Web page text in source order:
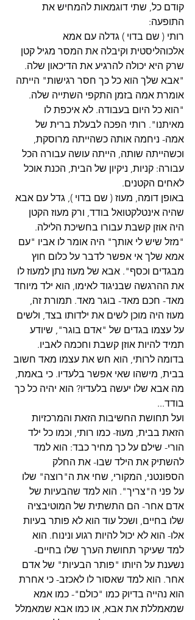
קודם כל, שתי דוגמאות להמחיש את
התופעה:
רותי ( שם בדוי ) גדלה עם אמא
אלכוהליסטית וקיבלה את המסר מגיל קטן
שרק היא יכולה להרגיע את הדיכאון שלה.
"אבא שלך הוא כל כך חסר רגישות" הייתה
אומרת אמה בזמן התקפי השתייה שלה.
"הוא כל היום בעבודה. לא איכפת לו
מאיתנו". רותי הפכה לבעלת ברית של
אמה- ניחמה אותה כשהייתה מרוסקת,
וכשהייתה שותה, הייתה עושה עבורה הכל
עבורה: קניות, ניקיון של הבית, הכנת אוכל
לאחים הקטנים.
באופן דומה, מעוז ( שם בדוי ), גדל עם אבא
שהיה אינטלקטואל בודד, ורק מעוז הקטן
היה אוזן קשבת עבורו בחשיכת הלילה.
"מזל שיש לי אותך" היה אומר לו אביו "עם
אמא שלך אי אפשר לדבר על כלום חוץ
מבגדים וכסף". אבא של מעוז נתן למעוז לו
את ההרגשה שבניגוד לאימו, הוא ילד מיוחד
מאד- חכם מאד- בוגר מאד. תמורת זה,
מעוז היה מוכן לשים את ילדותו בצד, ולשים
על עצמו בגדים של "אדם בוגר", שיודע
תמיד להיות אוזן קשבת וחכמה לאביו.
בדומה לרותי, הוא חש את עצמו מאד חשוב
בבית, מישהו שאי אפשר בלעדיו. כי באמת,
מה אבא שלו יעשה בלעדיו? הוא יהיה כל כך
בודד...
ועל תחושת החשיבות הזאת והמרכזיות
הזאת בבית, מעוז- כמו רותי, וכמו כל ילד
הורי- שילם על כך מחיר כבד: הוא למד
להשתיק את הילד שבו- את החלק
הספונטני, המקורי, שחי את ה"רוצה" שלו
על פני ה"צריך". הוא למד שהבעיות של
אדם אחר- הם התשתית של המוטיבציה
שלו בחיים, ושכל עוד הוא לא פותר בעיות
אלו- הוא לא יכול להיות רגוע ונינוח. הוא
למד שעיקר תחושת הערך שלו בחיים-
נשענת על היותו "פותר הבעיות" של אדם
אחר. הוא למד שאסור לו לאכזב- כי אחרת
הוא נהייה בדיוק כמו "כולם"- כמו אמא
שמאמללת את אבא, או כמו אבא שמאמלל